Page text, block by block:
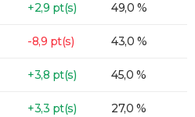
+2,9 pt(s) 49,0 %
-8,9 pt(s) 43,0 %
+3,8 pt(s) 45,0 %
+3,3 pt(s) 27,0 %